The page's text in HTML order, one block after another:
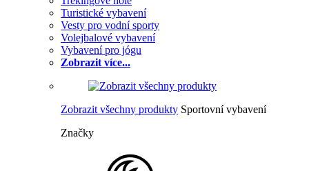
Turistické vybavení
Vesty pro vodní sporty
Volejbalové vybavení
Vybavení pro jógu
Zobrazit více...
Zobrazit všechny produkty Sportovní vybavení
Značky